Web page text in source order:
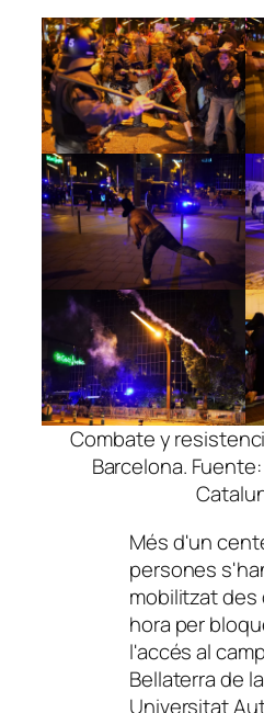
Combate y
Barcelona.
Més d'un
persones
mobilitzat des
hora per
l'accés al
Bellaterra de la
Universitat